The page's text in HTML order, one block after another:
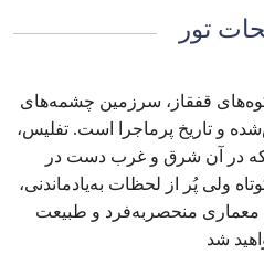
تور
قفقاز، سرزمین چشمه‌های
و تاریخ پرماجرا است. تفلیس،
در آن شرق و غرب دست در
ولی پُر از لحظات به‌یادماندنی،
معماری منحصربه‌فرد و طبیعت
شد